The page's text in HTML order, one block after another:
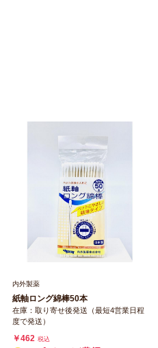
内外製薬
紙軸ロング綿棒50本
在庫：取り寄せ後発送（最短4営業日程
度で発送）
￥462 税込